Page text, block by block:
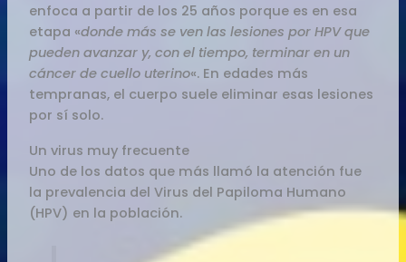
enfoca a partir de los 25 años porque es en esa
etapa «donde más se ven las lesiones por HPV que
pueden avanzar y, con el tiempo, terminar en un
cáncer de cuello uterino«. En edades más
tempranas, el cuerpo suele eliminar esas lesiones
por sí solo.
Un virus muy frecuente
Uno de los datos que más llamó la atención fue
la prevalencia del Virus del Papiloma Humano
(HPV) en la población.